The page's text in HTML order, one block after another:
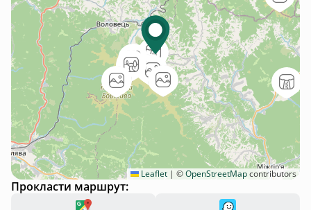
Leaflet | ©OpenStreetMapcontributors
Прокласти маршрут: